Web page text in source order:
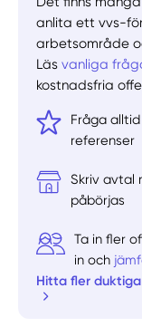
anlita ett vvs-
arbetsområde
Läsvanliga
kostnadsfria
Fråga
referenser
Skriv avtal
påbörjas
Ta in fler
in och
Hitta fler